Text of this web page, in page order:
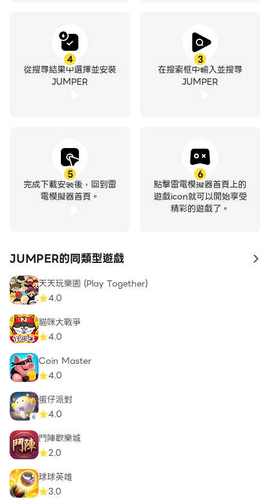
3
在搜索框中輸入並搜尋
JUMPER
4
從搜尋結果中選擇並安裝
JUMPER
5
完成下載安裝後，回到雷
電模擬器首頁。
6
點擊雷電模擬器首頁上的
遊戲icon就可以開始享受
精彩的遊戲了。
JUMPER的同類型遊戲 to
天天玩樂園 (Play Together)
4.0
貓咪大戰爭
4.0
Coin Master
4.0
蛋仔派對
4.0
鬥陣歡樂城
2.0
球球英雄
3.0